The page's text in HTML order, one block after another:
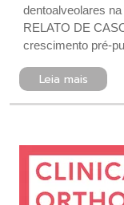
dentoalveolares
RELATO DE
crescimento pré-
Leia mais